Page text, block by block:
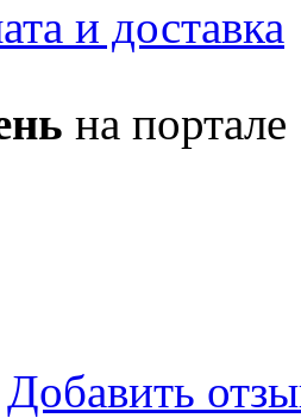
и доставка
на портале
Добавить